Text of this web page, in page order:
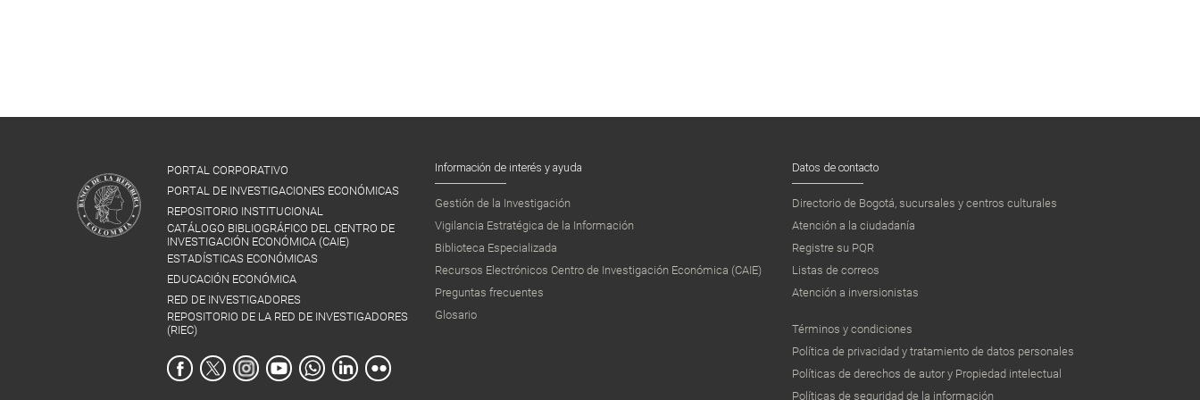
PORTAL CORPORATIVO
PORTAL DE INVESTIGACIONES ECONÓMICAS
REPOSITORIO INSTITUCIONAL
CATÁLOGO BIBLIOGRÁFICO DEL CENTRO DE
INVESTIGACIÓN ECONÓMICA (CAIE)
ESTADÍSTICAS ECONÓMICAS
EDUCACIÓN ECONÓMICA
RED DE INVESTIGADORES
REPOSITORIO DE LA RED DE INVESTIGADORES
(RIEC)
Información de interés y ayuda
Gestión de la Investigación
Vigilancia Estratégica de la Información
Biblioteca Especializada
Recursos Electrónicos Centro de Investigación Económica (CAIE)
Preguntas frecuentes
Glosario
Datos de contacto
Directorio de Bogotá, sucursales y centros culturales
Atención a la ciudadanía
Registre su PQR
Listas de correos
Atención a inversionistas
Términos y condiciones
Política de privacidad y tratamiento de datos personales
Políticas de derechos de autor y Propiedad intelectual
Políticas de seguridad de la información